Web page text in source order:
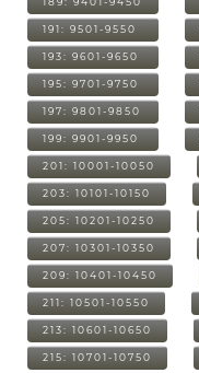
191: 9501-9550
193: 9601-9650
195: 9701-9750
197: 9801-9850
199: 9901-9950
201: 10001-10050
203: 10101-10150
205: 10201-10250
207: 10301-10350
209: 10401-10450
211: 10501-10550
213: 10601-10650
215: 10701-10750